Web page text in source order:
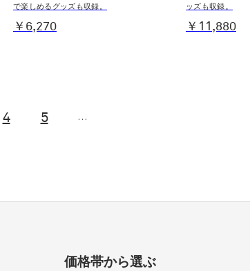
で楽しめるグッズも収録。
￥6,270
ッズも収録。
￥11,880
4 5 ...
価格帯から選ぶ